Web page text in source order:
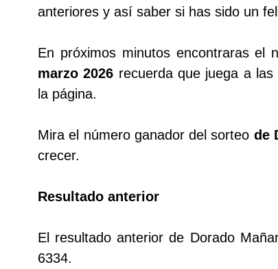
anteriores y así saber si has sido un
En próximos minutos encontraras el
marzo 2026 recuerda que juega a
la página.
Mira el número ganador del sorteo de
crecer.
Resultado anterior
El resultado anterior de Dorado
6334.